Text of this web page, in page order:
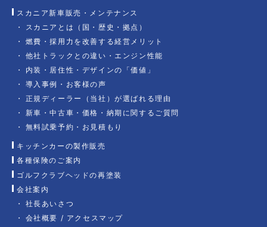
スカニア新車販売・メンテナンス
スカニアとは（国・歴史・拠点）
燃費・採用力を改善する経営メリット
他社トラックとの違い・エンジン性能
内装・居住性・デザインの「価値」
導入事例・お客様の声
正規ディーラー（当社）が選ばれる理由
新車・中古車・価格・納期に関するご質問
無料試乗予約・お見積もり
キッチンカーの製作販売
各種保険のご案内
ゴルフクラブヘッドの再塗装
会社案内
社長あいさつ
会社概要 / アクセスマップ